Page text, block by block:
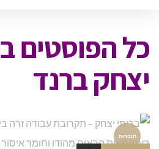
כל הפוסטים ב
יצחק ברנד
חוברות